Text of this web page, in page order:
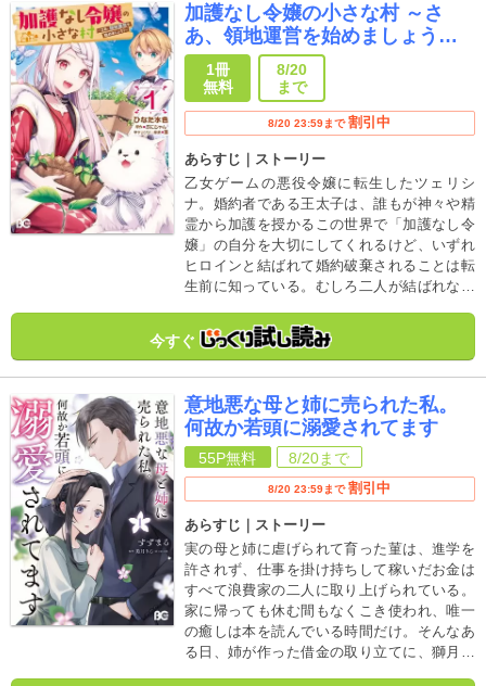
加護なし令嬢の小さな村 ～さ
あ、領地運営を始めましょう！
～
1冊
無料
8/20
まで
8/20 23:59まで 割引中
あらすじ｜ストーリー
乙女ゲームの悪役令嬢に転生したツェリシ
ナ。婚約者である王太子は、誰もが神々や精
霊から加護を授かるこの世界で「加護なし令
嬢」の自分を大切にしてくれるけど、いずれ
ヒロインと結ばれて婚約破棄されることは転
生前に知っている。むしろ二人が結ばれない
で……。そんな結末に抗い、この世界でたく
ましく生きていこうとするツェリシナに、追
今すぐ
意地悪な母と姉に売られた私。
何故か若頭に溺愛されてます
55P無料 8/20まで
8/20 23:59まで 割引中
あらすじ｜ストーリー
実の母と姉に虐げられて育った菫は、進学を
許されず、仕事を掛け持ちして稼いだお金は
すべて浪費家の二人に取り上げられている。
家に帰っても休む間もなくこき使われ、唯一
の癒しは本を読んでいる時間だけ。そんなあ
る日、姉が作った借金の取り立てに、獅月組